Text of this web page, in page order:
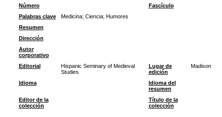
Número
Fascículo
Palabras clave
Medicina; Ciencia; Humores
Resumen
Dirección
Autor
corporativo
Editorial
Hispanic Seminary of Medieval
Studies
Lugar de
edición
Madison
Idioma
Idioma del
resumen
Editor de la
colección
Título de la
colección